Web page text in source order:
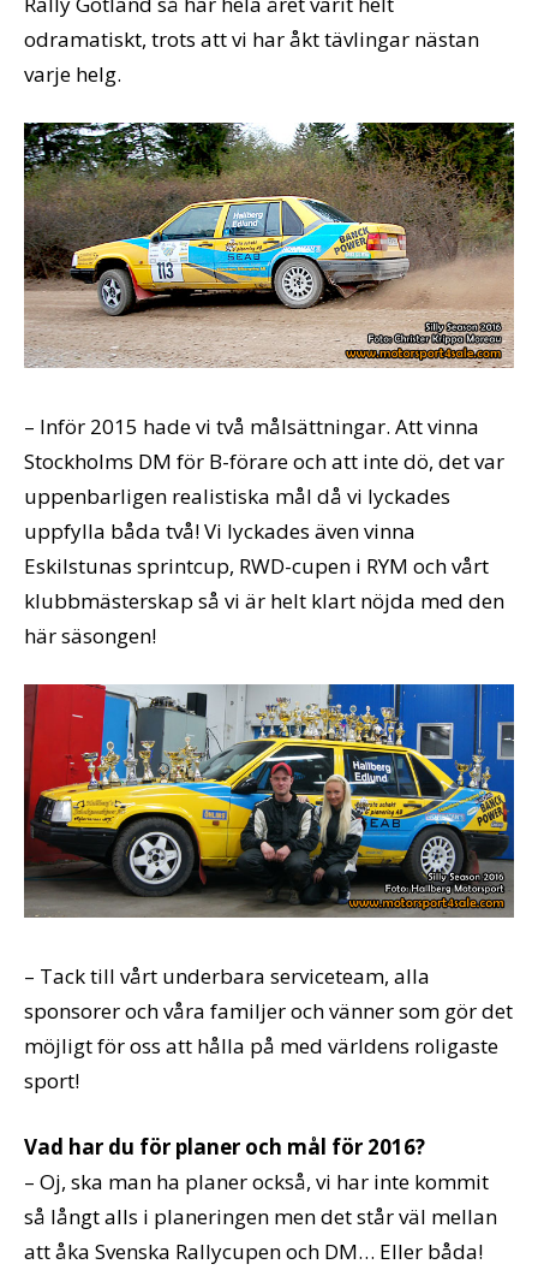
odramatiskt, trots att vi har åkt tävlingar nästan
varje helg.
– Inför 2015 hade vi två målsättningar. Att vinna
Stockholms DM för B-förare och att inte dö, det var
uppenbarligen realistiska mål då vi lyckades
uppfylla båda två! Vi lyckades även vinna
Eskilstunas sprintcup, RWD-cupen i RYM och vårt
klubbmästerskap så vi är helt klart nöjda med den
här säsongen!
– Tack till vårt underbara serviceteam, alla
sponsorer och våra familjer och vänner som gör det
möjligt för oss att hålla på med världens roligaste
sport!
Vad har du för planer och mål för 2016?
– Oj, ska man ha planer också, vi har inte kommit
så långt alls i planeringen men det står väl mellan
att åka Svenska Rallycupen och DM… Eller båda!